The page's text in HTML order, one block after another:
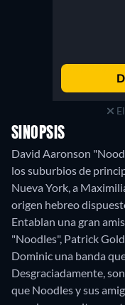
SINOPSIS
David Aaronson
los suburbios de
Nueva York, a
origen hebreo
Entablan una gran
"Noodles", Patrick
Dominic una banda
Desgraciadamente,
que Noodles y sus